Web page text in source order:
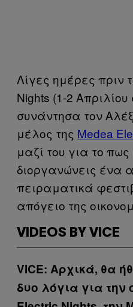
Λίγες ημέρες πριν
Nights (1-2 Απριλίου
συνάντησα τον
μέλος της Medea
μαζί του για το πως
διοργανώνεις ένα
πειραματικά
απόγειο της
VIDEOS BY VICE
VICE: Αρχικά, θα
δυο λόγια για